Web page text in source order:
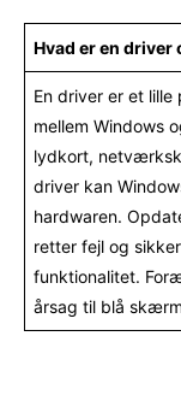
Hvad er en
En driver er et
mellem Windows
lydkort,
driver kan
hardwaren.
retter fejl og
funktionalitet.
årsag til blå